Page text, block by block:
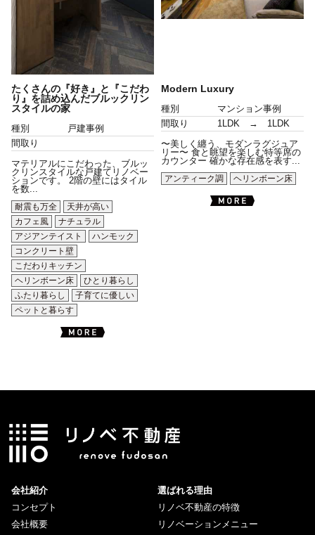
たくさんの『好き』と『こだわ
り』を詰め込んだブルックリン
スタイルの家
種別
戸建事例
間取り
マテリアルにこだわった、ブルッ
クリンスタイルな戸建てリノベー
ションです。 2階の壁にはタイル
を数...
耐震も万全
天井が高い
カフェ風
ナチュラル
アジアンテイスト
ハンモック
コンクリート壁
こだわりキッチン
ヘリンボーン床
ひとり暮らし
ふたり暮らし
子育てに優しい
ペットと暮らす
Modern Luxury
種別
マンション事例
間取り
1LDK → 1LDK
〜美しく纏う、モダンラグジュア
リー〜 食と眺望を楽しむ特等席の
カウンター 確かな存在感を表す...
アンティーク調
ヘリンボーン床
会社紹介
コンセプト
会社概要
選ばれる理由
リノベ不動産の特徴
リノベーションメニュー